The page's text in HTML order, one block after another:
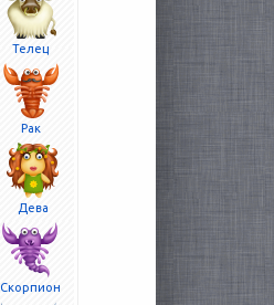
Телец
Рак
Дева
Скорпион